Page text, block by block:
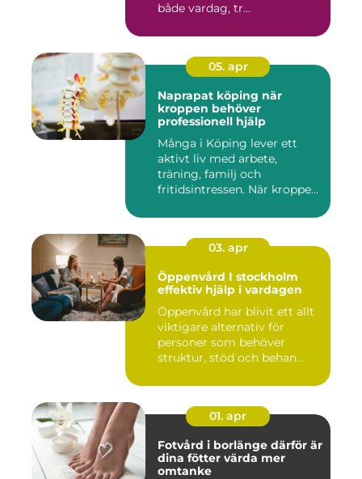
både vardag, tr...
05. apr
Naprapat köping när
kroppen behöver
professionell hjälp
Många i Köping lever ett
aktivt liv med arbete,
träning, familj och
fritidsintressen. När kroppen
03. apr
Öppenvård I stockholm
effektiv hjälp i vardagen
Öppenvård har blivit ett allt
viktigare alternativ för
personer som behöver
struktur, stöd och behan...
01. apr
Fotvård i borlänge därför är
dina fötter värda mer
omtanke